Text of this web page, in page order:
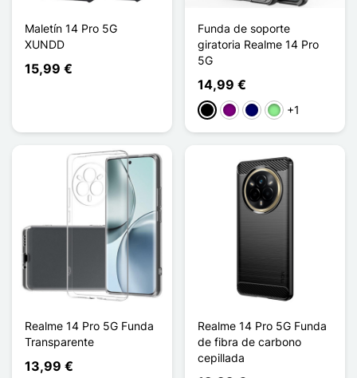
Maletín 14 Pro 5G
XUNDD
15,99 €
Funda de soporte
giratoria Realme 14 Pro
5G
14,99 €
NegroPúrpuraAzul marino
Verde claro
+1
Realme 14 Pro 5G Funda
Transparente
13,99 €
Realme 14 Pro 5G Funda
de fibra de carbono
cepillada